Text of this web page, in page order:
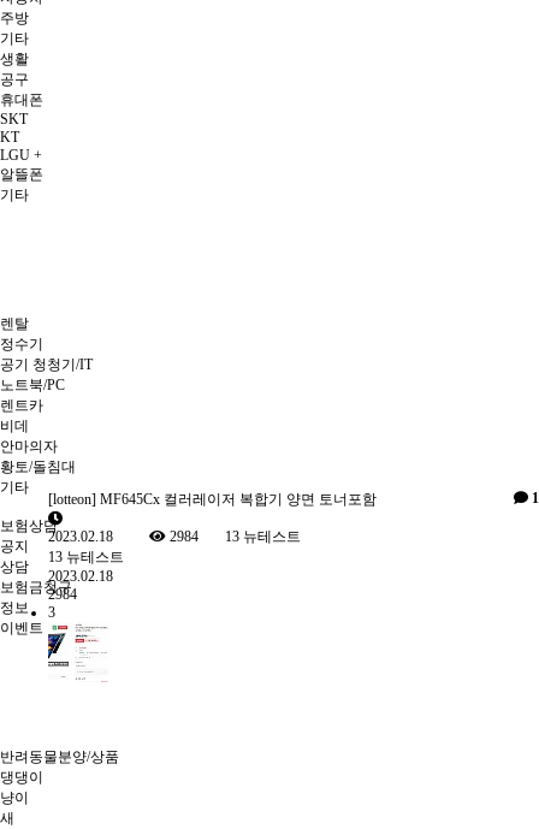
주방
기타
생활
공구
휴대폰
SKT
KT
LGU +
알뜰폰
기타
렌탈
정수기
공기 청청기/IT
노트북/PC
렌트카
비데
안마의자
황토/돌침대
기타
보험상담
공지
상담
보험금청구
정보
이벤트
반려동물분양/상품
댕댕이
냥이
새
1
[lotteon] MF645Cx 컬러레이저 복합기 양면 토너포함
2023.02.18 2984 13뉴테스트
13 뉴테스트
2023.02.18
2984
3